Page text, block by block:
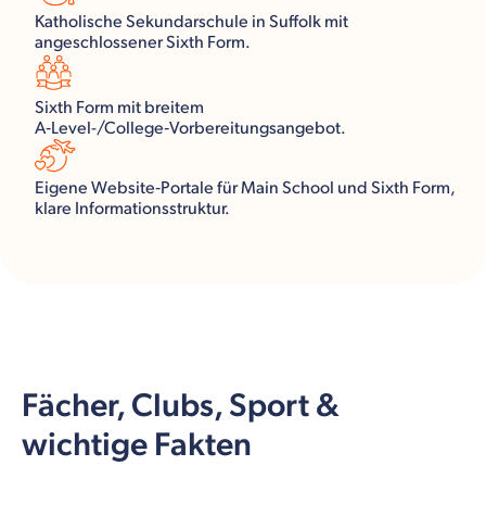
Katholische Sekundarschule in Suffolk mit
angeschlossener Sixth Form.
Sixth Form mit breitem
A‑Level-/College‑Vorbereitungsangebot.
Eigene Website‑Portale für Main School und Sixth Form,
klare Informationsstruktur.
Fächer, Clubs, Sport &
wichtige Fakten